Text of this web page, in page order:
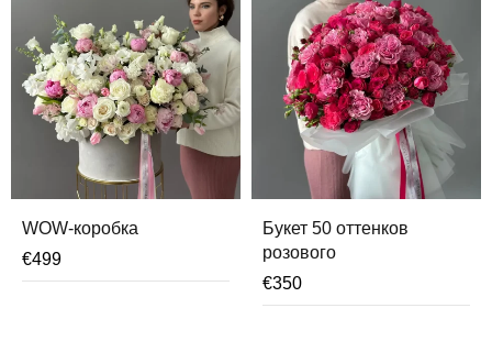
WOW-коробка
€499
Букет 50 оттенков
розового
€350